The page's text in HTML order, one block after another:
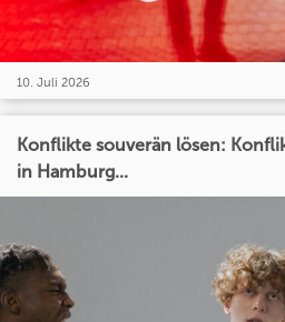
10. Juli 2026
Konflikte souverän lösen:
in Hamburg...